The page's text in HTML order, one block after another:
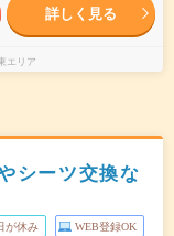
詳しく見る
エリア
シーツ交換な
が休み WEB登録OK